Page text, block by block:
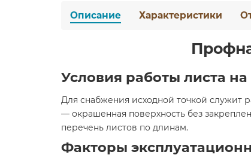
Описание Характеристики
Условия работы листа на
Для снабжения исходной точкой служит
— окрашенная поверхность без
перечень листов по длинам.
Факторы